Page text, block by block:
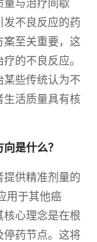
与治疗间歇
不良反应的药
至关重要，这
的不良反应。
些传统认为不
生活质量具有核
是什么？
供精准剂量的
用于其他癌
心理念是在根
停药节点。这将